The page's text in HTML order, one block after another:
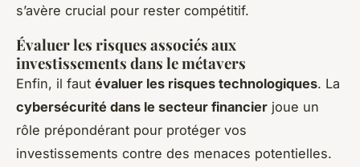
s’avère crucial pour rester compétitif.
Évaluer les risques associés aux
investissements dans le métavers
Enfin, il faut évaluer les risques technologiques. La
cybersécurité dans le secteur financier joue un
rôle prépondérant pour protéger vos
investissements contre des menaces potentielles.